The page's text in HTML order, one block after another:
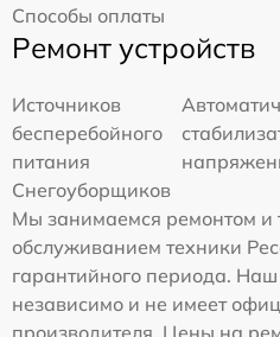
Способы оплаты
Ремонт устройств
Источников
бесперебойного
питания
Снегоуборщиков
Мы занимаемся ремонтом и
обслуживанием техники
гарантийного периода.
независимо и не имеет
производителя. Цены на